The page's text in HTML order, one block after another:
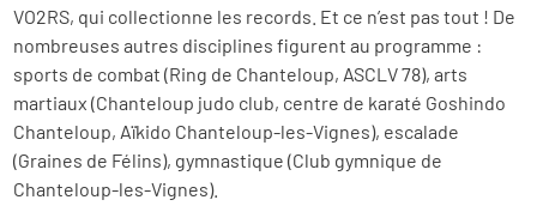
VO2RS, qui collectionne les records. Et ce n’est pas tout ! De
nombreuses autres disciplines figurent au programme :
sports de combat (Ring de Chanteloup, ASCLV 78), arts
martiaux (Chanteloup judo club, centre de karaté Goshindo
Chanteloup, Aïkido Chanteloup-les-Vignes), escalade
(Graines de Félins), gymnastique (Club gymnique de
Chanteloup-les-Vignes).